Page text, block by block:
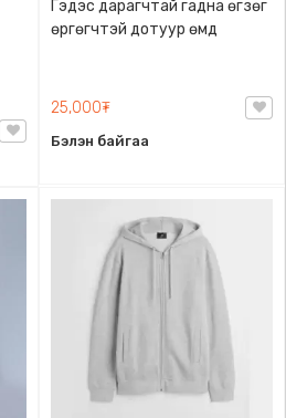
Гэдэс дарагчтай гадна өгзөг
өргөгчтэй дотуур өмд
25,000₮
Бэлэн байгаа